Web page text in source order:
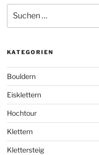
nach:
KATEGORIEN
Bouldern
Eisklettern
Hochtour
Klettern
Klettersteig